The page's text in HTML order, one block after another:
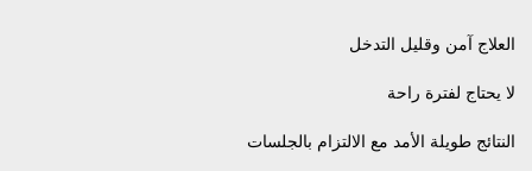
العلاج آمن وقليل التدخل
لا يحتاج لفترة راحة
النتائج طويلة الأمد مع الالتزام بالجلسات